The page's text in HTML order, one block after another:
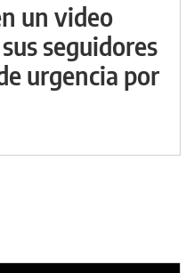
un video
seguidores
urgencia por